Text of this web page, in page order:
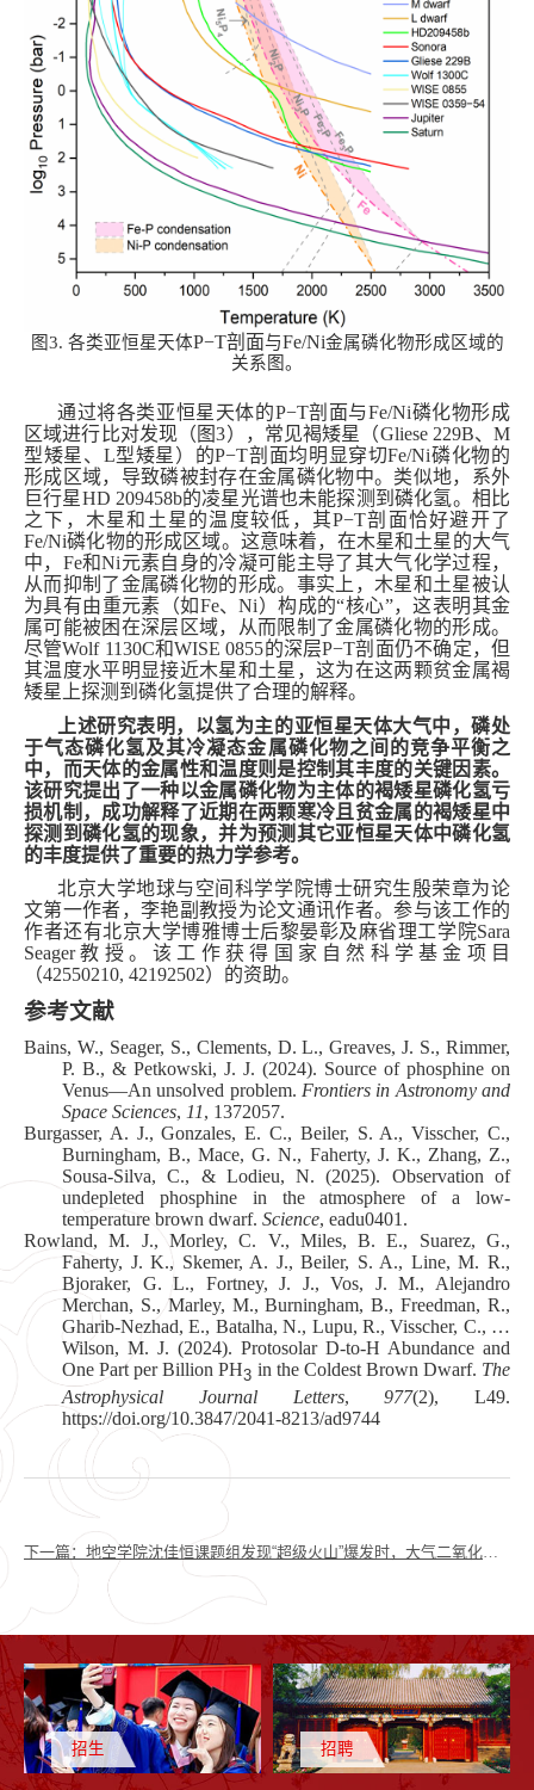
图3. 各类亚恒星天体P−T剖面与Fe/Ni金属磷化物形成区域的
关系图。
通过将各类亚恒星天体的P−T剖面与Fe/Ni磷化物形成
区域进行比对发现（ 图3）
，常见褐矮星（Gliese 229B、M
型矮星、L型矮星）的P−T剖面均明显穿切Fe/Ni磷化物的
形成区域，导致磷被封存在金属磷化物中。 类似地，系外
巨行星HD 209458b的凌星光谱也未能探测到磷化氢。相比
之下，木星和土星的温度较低， 其P−T剖面恰好避开了
Fe/Ni磷化物的形成区域。这意味着，在木星和土星的大气
中，Fe和Ni元素自身的冷凝可能主导了其大气化学过程，
从而抑制了金属磷化物的形成。事实上，木星和土星被认
为具有由重元素 （如Fe、Ni）构成的“核心”，这表明其金
属可能被困 在深层 区域，从而限制了金属磷化物的形成。
尽管Wolf 1130C和WISE 0855的深层P−T剖面仍不确定，但
其温度水平明显接近木星和土星 ，这为在这两颗贫金属褐
矮星上探测到磷化氢提供了合理的解释。
上述研究表明 ，以氢为主的亚恒星天体大气中，磷处
于气态磷化氢及其冷凝态金属磷化物之间 的竞争平衡之
中，而天体的金属性和温度则是控制其丰度的关键因素。
该研究提出了一种以金属磷化物为主体的褐矮星磷化氢亏
损机制 ，成功解释了近期在两颗寒冷且贫金属的褐矮星中
探测到磷化氢的现象，并为预测其它亚恒星天体中磷化氢
的丰度提供了重要的热力学参考。
北京大学地球与空间科学学院博士研究生殷荣章为论
文第一作者，李艳副教授为论文通讯作者。参与该工作的
作者还有北京大学博雅博士后黎晏彰及麻省理工学院Sara
Seager教授。该 工作 获得国家自然科学基金项目
（42550210, 42192502）的资助。
参考文献
Bains, W., Seager, S., Clements, D. L., Greaves, J. S., Rimmer,
P. B., & Petkowski, J. J. (2024). Source of phosphine on
Venus—An unsolved problem. Frontiers in Astronomy and
Space Sciences, 11, 1372057.
Burgasser, A. J., Gonzales, E. C., Beiler, S. A., Visscher, C.,
Burningham, B., Mace, G. N., Faherty, J. K., Zhang, Z.,
Sousa-Silva, C., & Lodieu, N. (2025). Observation of
undepleted phosphine in the atmosphere of a low-
temperature brown dwarf. Science, eadu0401.
Rowland, M. J., Morley, C. V., Miles, B. E., Suarez, G.,
Faherty, J. K., Skemer, A. J., Beiler, S. A., Line, M. R.,
Bjoraker, G. L., Fortney, J. J., Vos, J. M., Alejandro
Merchan, S., Marley, M., Burningham, B., Freedman, R.,
Gharib-Nezhad, E., Batalha, N., Lupu, R., Visscher, C., …
Wilson, M. J. (2024). Protosolar D-to-H Abundance and
One Part per Billion PH3 in the Coldest Brown Dwarf. The
Astrophysical Journal Letters,977(2), L49.
https://doi.org/10.3847/2041-8213/ad9744
下一篇： 地空学院沈佳恒课题组发现“超级火山”爆发时，大气二氧化碳不增反降
招生 招聘